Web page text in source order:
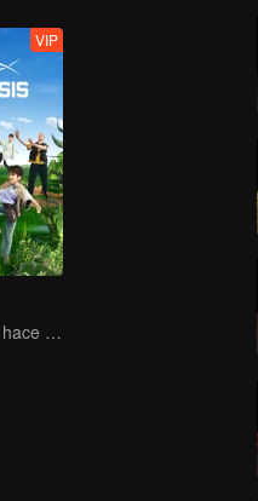
VIP
Bai Jingting se hace pasar por Jing Boran